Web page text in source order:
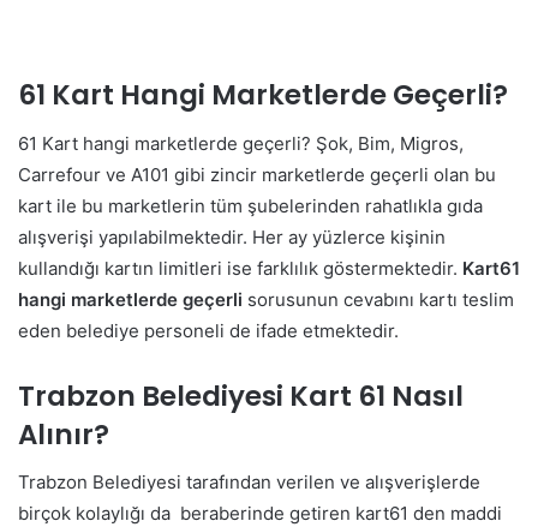
61 Kart Hangi Marketlerde Geçerli?
61 Kart hangi marketlerde geçerli? Şok, Bim, Migros,
Carrefour ve A101 gibi zincir marketlerde geçerli olan bu
kart ile bu marketlerin tüm şubelerinden rahatlıkla gıda
alışverişi yapılabilmektedir. Her ay yüzlerce kişinin
kullandığı kartın limitleri ise farklılık göstermektedir. Kart61
hangi marketlerde geçerli sorusunun cevabını kartı teslim
eden belediye personeli de ifade etmektedir.
Trabzon Belediyesi Kart 61 Nasıl
Alınır?
Trabzon Belediyesi tarafından verilen ve alışverişlerde
birçok kolaylığı da beraberinde getiren kart61 den maddi